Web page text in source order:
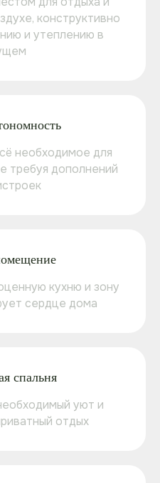
конструктивно
и утеплению в
необходимое для
требуя дополнений
кухню и зону
сердце дома
спальня
уют и
отдых